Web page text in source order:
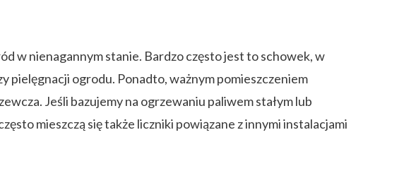
w nienagannym stanie. Bardzo często jest to schowek, w
pielęgnacji ogrodu. Ponadto, ważnym pomieszczeniem
Jeśli bazujemy na ogrzewaniu paliwem stałym lub
mieszczą się także liczniki powiązane z innymi instalacjami